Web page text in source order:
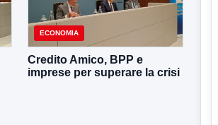
ECONOMIA
Credito Amico, BPP e
imprese per superare la crisi